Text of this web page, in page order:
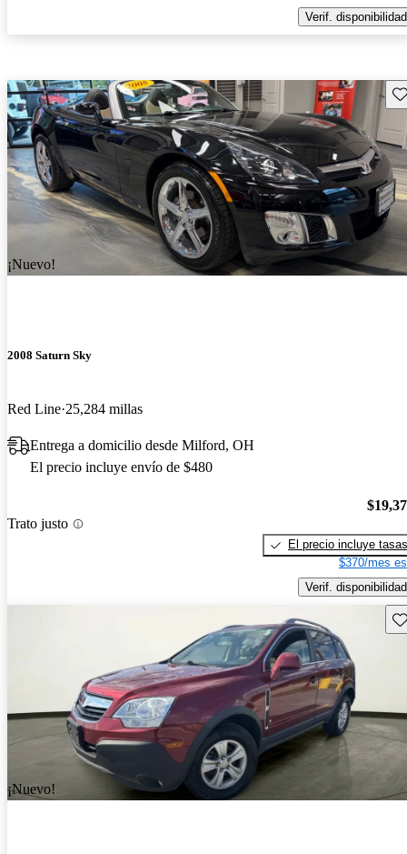
Verif. disponibilidad
¡Nuevo!
2008 Saturn Sky
Red Line 25,284 millas
Entrega a domicilio desde Milford, OH
El precio incluye envío de $480
Trato justo
El precio incluye tasas
$370/mes
Verif. disponibilidad
¡Nuevo!